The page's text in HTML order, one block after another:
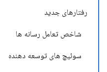
رفتارهای جدید
شاخص تعامل رسانه ها
سوئیچ های توسعه دهنده